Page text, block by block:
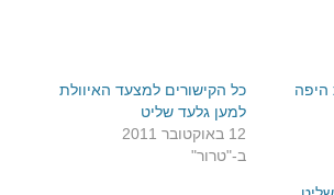
היפה
כל הקישורים למצעד האיוולת
למען גלעד שליט
12 באוקטובר 2011
ב-"טרור"